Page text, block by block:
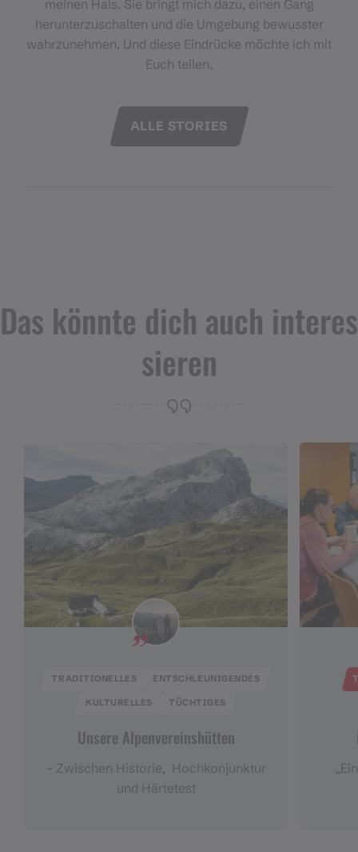
meinen Hals. Sie bringt mich dazu, einen Gang
herunterzuschalten und die Umgebung bewusster
wahrzunehmen. Und diese Eindrücke möchte ich mit
Euch teilen.
ALLE STORIES
Das könnte dich auch interes
sieren
TRADITIONELLES ENTSCHLEUNIGENDES
KULTURELLES TÜCHTIGES
Unsere Alpenvereinshütten
– Zwischen Historie, Hochkonjunktur
und Härtetest